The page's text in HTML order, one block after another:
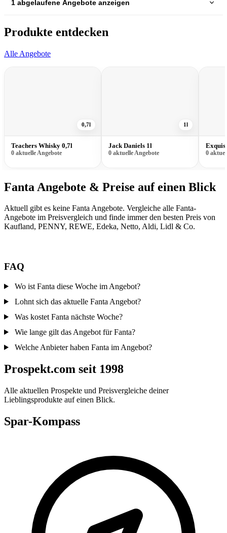
1 abgelaufene Angebote anzeigen
Produkte entdecken
Alle Angebote
0,7l
Teachers Whisky 0,7l
0 aktuelle Angebote
1l
Jack Daniels 1l
0 aktuelle Angebote 0
Fanta Angebote & Preise auf einen Blick
Aktuell gibt es keine Fanta Angebote. Vergleiche alle Fanta-
Angebote im Preisvergleich und finde immer den besten Preis von
Kaufland, PENNY, REWE, Edeka, Netto, Aldi, Lidl & Co.
FAQ
Wo ist Fanta diese Woche im Angebot?
Lohnt sich das aktuelle Fanta Angebot?
Was kostet Fanta nächste Woche?
Wie lange gilt das Angebot für Fanta?
Welche Anbieter haben Fanta im Angebot?
Prospekt.com seit 1998
Alle aktuellen Prospekte und Preisvergleiche deiner
Lieblingsprodukte auf einen Blick.
Spar-Kompass